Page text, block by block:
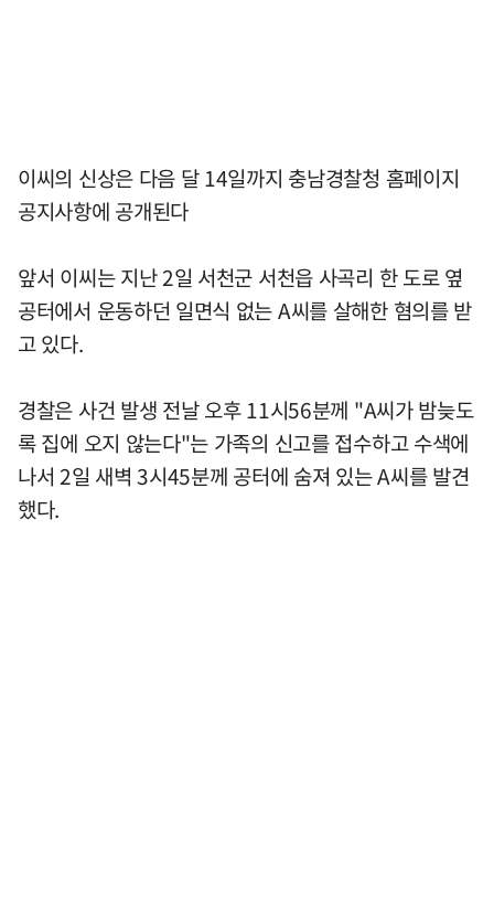
이씨의 신상은 다음 달 14일까지 충남경찰청 홈페이지
공지사항에 공개된다
앞서 이씨는 지난 2일 서천군 서천읍 사곡리 한 도로 옆
공터에서 운동하던 일면식 없는 A씨를 살해한 혐의를 받
고 있다.
경찰은 사건 발생 전날 오후 11시56분께 "A씨가 밤늦도
록 집에 오지 않는다"는 가족의 신고를 접수하고 수색에
나서 2일 새벽 3시45분께 공터에 숨져 있는 A씨를 발견
했다.